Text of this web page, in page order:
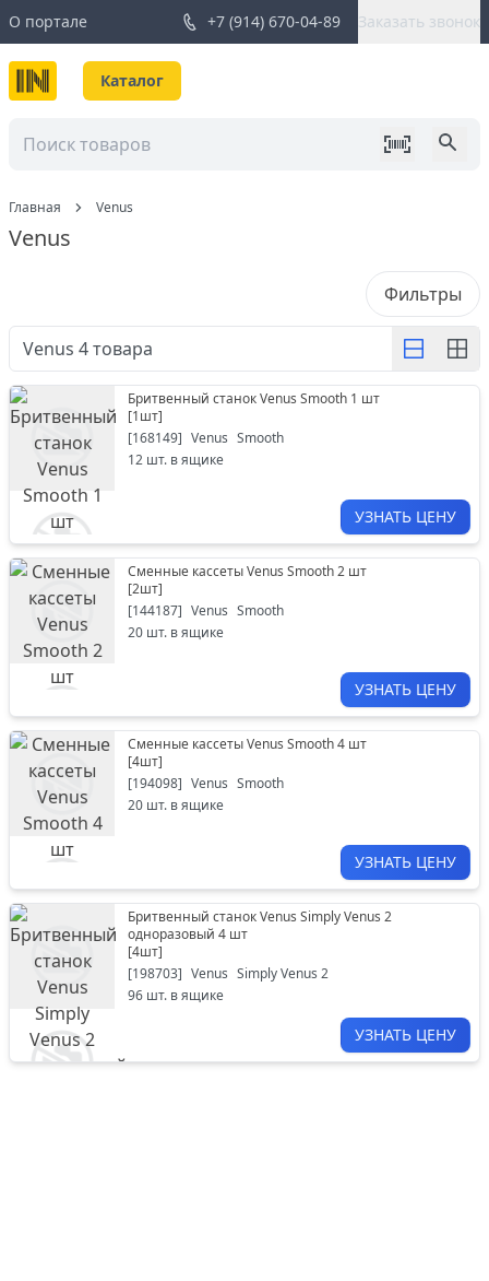
О портале +7 (914) 670-04-89 Заказать звонок
Каталог
Главная Venus
Venus
Фильтры
Venus 4товара
Бритвенный станок Venus Smooth 1 шт
[1шт]
[168149] Venus Smooth
12 шт. в ящике
УЗНАТЬ ЦЕНУ
Сменные кассеты Venus Smooth 2 шт
[2шт]
[144187] Venus Smooth
20 шт. в ящике
УЗНАТЬ ЦЕНУ
Сменные кассеты Venus Smooth 4 шт
[4шт]
[194098] Venus Smooth
20 шт. в ящике
УЗНАТЬ ЦЕНУ
Бритвенный станок Venus Simply Venus 2
одноразовый 4 шт
[4шт]
[198703] Venus Simply Venus 2
96 шт. в ящике
УЗНАТЬ ЦЕНУ